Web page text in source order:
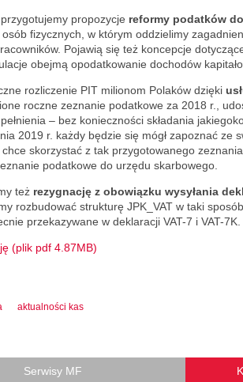
propozycje reformy podatków
fizycznych, w którym oddzielimy
Pojawią się też koncepcje
obejmą opodatkowanie dochodów
rozliczenie PIT milionom Polaków dzięki
roczne zeznanie podatkowe za 2018 r.,
– bez konieczności składania
2019 r. każdy będzie się mógł zapoznać ze
skorzystać z tak przygotowanego
podatkowe do urzędu skarbowego.
też rezygnację z obowiązku wysyłania
rozbudować strukturę JPK_VAT w taki
przekazywane w deklaracji VAT-7 i VAT-7K.
(plik pdf 4.87MB)
aktualności kas
Serwisy MF